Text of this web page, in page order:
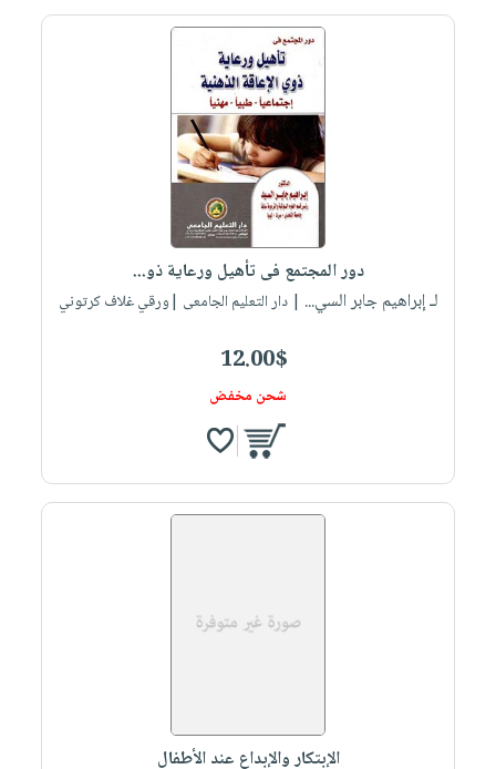
دور المجتمع فى تأهيل ورعاية ذو...
لـ إبراهيم جابر السي... | دار التعليم الجامعى |ورقي غلاف كرتوني
12.00$
شحن مخفض
الإبتكار والإبداع عند الأطفال